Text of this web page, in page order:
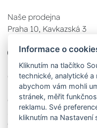
Naše prodejna
Praha 10, Kavkazská 3
777 780 841
08:00 - 17:00
08:00 - 17:00
08:00 - 17:00
Informace o
Kliknutím na tlačítko
technické, analytické
abychom vám mohli
stránek, měřit
reklamu. Své
kliknutím na Nastavení